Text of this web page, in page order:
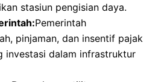
stasiun pengisian daya.
Pemerintah
pinjaman, dan insentif pajak
investasi dalam infrastruktur